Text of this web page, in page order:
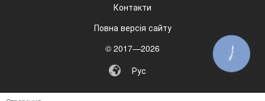
Контакти
Повна версія сайту
© 2017—2026
Рус
КНОПКА
ЗВ'ЯЗКУ